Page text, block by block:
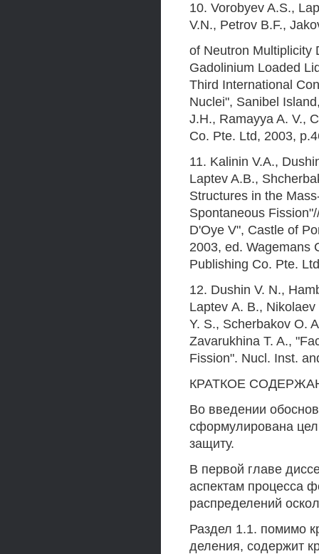
10. Vorobyev A.S.,
V.N., Petrov B.F.,
of Neutron Multiplicity
Gadolinium Loaded
Third International
Nuclei", Sanibel
J.H., Ramayya A. V.,
Co. Pte. Ltd, 2003,
11. Kalinin V.A.,
Laptev A.B.,
Structures in the
Spontaneous
D'Oye V", Castle of
2003, ed. Wagemans
Publishing Co. Pte.
12. Dushin V. N.,
Laptev А. В., Nikolaev
Y. S., Scherbakov O.
Zavarukhina T. A.,
Fission". Nucl. Inst.
КРАТКОЕ
Во введении
сформулирована
защиту.
В первой главе
аспектам процесса
распределений
Раздел 1.1. помимо
деления, содержит